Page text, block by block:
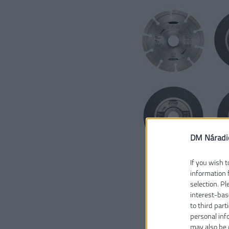
DM
If you wish
information
selection.
interest-
to third
personal
may also